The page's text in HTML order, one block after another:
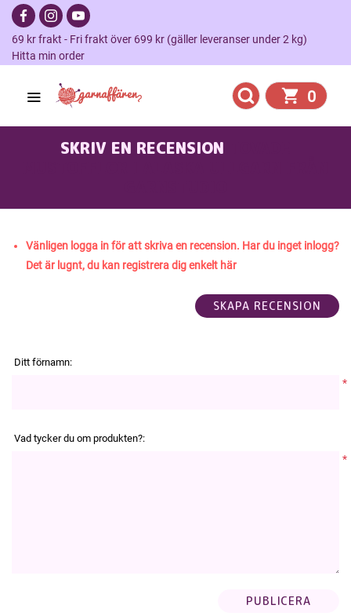
69 kr frakt - Fri frakt över 699 kr (gäller leveranser under 2 kg)
Hitta min order
0
SKRIV EN RECENSION
Vänligen logga in för att skriva en recension. Har du inget inlogg?
Det är lugnt, du kan registrera dig enkelt här
Ditt förnamn:
*
Vad tycker du om produkten?:
*